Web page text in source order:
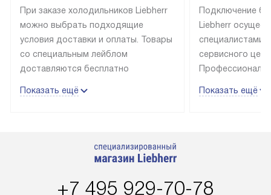
При заказе холодильников Liebherr
можно выбрать подходящие
условия доставки и оплаты. Товары
со специальным лейблом
доставляются бесплатно
до подъезда, выезд за МКАД
в течение трех дней. Доставка
регионы осуществляется через
Показать ещё
Подключение
Liebherr
специалистами
сервисного
эксплуатации
Стоимость
Показать ещё
+7 495 929-70-78